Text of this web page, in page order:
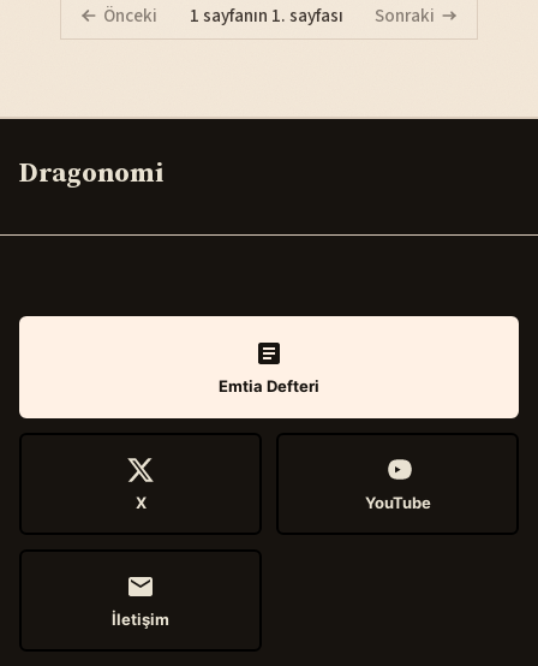
Önceki 1 sayfanın 1. sayfası Sonraki
Dragonomi
Emtia Defteri
X YouTube
İletişim